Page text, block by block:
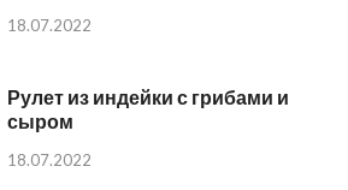
18.07.2022
Рулет из индейки с грибами и
сыром
18.07.2022